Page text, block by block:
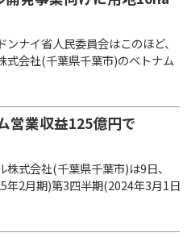
ナイ省人民委員会はこのほど、
式会社(千葉県千葉市)のベトナム
営業収益125億円で
式会社(千葉県千葉市)は9日、
年2月期)第3四半期(2024年3月1日